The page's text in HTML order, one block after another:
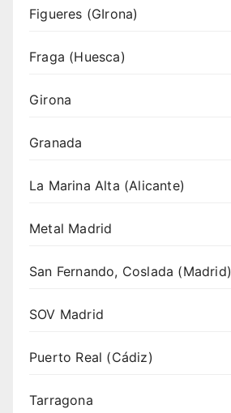
Figueres (GIrona)
Fraga (Huesca)
Girona
Granada
La Marina Alta (Alicante)
Metal Madrid
San Fernando, Coslada (Madrid)
SOV Madrid
Puerto Real (Cádiz)
Tarragona